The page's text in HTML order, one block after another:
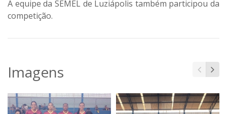
A equipe da SEMEL de Luziápolis também participou da
competição.
Imagens